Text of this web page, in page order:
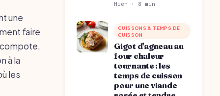
une
faire
à la
les
Hier · 8 min
CUISSONS & TEMPS DE
CUISSON
Gigot d'agneau au
four chaleur
tournante : les
temps de cuisson
pour une viande